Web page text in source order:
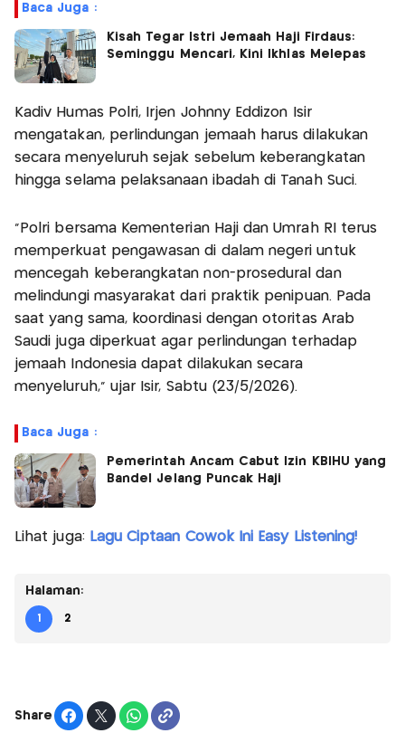
Baca Juga :
Kisah Tegar Istri Jemaah Haji Firdaus:
Seminggu Mencari, Kini Ikhlas Melepas
Kadiv Humas Polri, Irjen Johnny Eddizon Isir
mengatakan, perlindungan jemaah harus dilakukan
secara menyeluruh sejak sebelum keberangkatan
hingga selama pelaksanaan ibadah di Tanah Suci.
“Polri bersama Kementerian Haji dan Umrah RI terus
memperkuat pengawasan di dalam negeri untuk
mencegah keberangkatan non-prosedural dan
melindungi masyarakat dari praktik penipuan. Pada
saat yang sama, koordinasi dengan otoritas Arab
Saudi juga diperkuat agar perlindungan terhadap
jemaah Indonesia dapat dilakukan secara
menyeluruh,” ujar Isir, Sabtu (23/5/2026).
Baca Juga :
Pemerintah Ancam Cabut Izin KBIHU yang
Bandel Jelang Puncak Haji
Lihat juga: Lagu Ciptaan Cowok Ini Easy Listening!
Halaman:
1 2
Share